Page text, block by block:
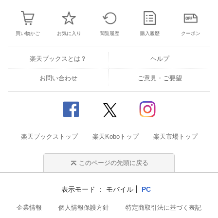
買い物かご お気に入り 閲覧履歴 購入履歴 クーポン
楽天ブックスとは？ ヘルプ
お問い合わせ ご意見・ご要望
楽天ブックストップ 楽天Koboトップ 楽天市場トップ
このページの先頭に戻る
表示モード モバイル PC
企業情報 個人情報保護方針
特定商取引法に基づく表記